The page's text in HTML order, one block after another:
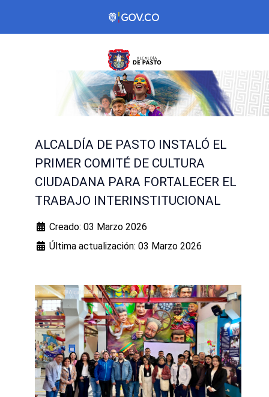
ALCALDÍA DE PASTO INSTALÓ EL
PRIMER COMITÉ DE CULTURA
CIUDADANA PARA FORTALECER EL
TRABAJO INTERINSTITUCIONAL
Creado: 03 Marzo 2026
Última actualización: 03 Marzo 2026